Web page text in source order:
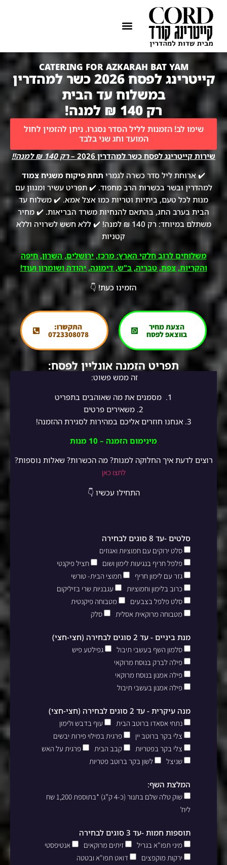
CATERING FOR AZKARAH BAT YAM
קייטרינג לפסח 2026 כשר למהדרין
במשלוח עד הבית
רק 140 ₪ למנה!
שימו לב! הזמנות לליל הסדר נסגרו. ניתן להזמין לחול
המועד וחג שני בלבד
שירות קייטרינג לפסח כשר למהדרין 2026 –
רק 140 ₪ למנה!!
✔️ ארוחת ליל סדר כשרה לגמרי תחת פיקוח משגיח צמוד
למהדרין ובשר בכשרות הרב מחפוד. ✔️ תפריט עשיר ומגוון עם
מנות לכל טעם, ביתיות וטריות כמו אצל אמא. ✔️ משלוח עד
הבית בערב החג, בהתאם להנחיות משרד הבריאות. ✔️ מחיר
משתלם במיוחד: רק 140 ₪ למנה! ✔️ ללא חשש לשרויה וללא
קטניות
משלוחים לרוב חלקי הארץ: מרכז, ירושלים, השרון, חיפה
והקריות, צפת, טבריה, ב"ש, דימונה, יהודה ושומרון ועוד!
הזמינו כעת! 👇
הצעת מחיר
בווצאפ לפסח
התקשרו:
0723308078
תפריט הזמנה אונליין לפסח:
זה ממש פשוט:
1.
מסמנים את מה שאוהבים בתפריט
2. משאירים פרטים
3. אנחנו חוזרים אליכם במהירות לסגירת ההזמנה!
מינימום הזמנה – 10 מנות
רוצים לדעת איך החלוקה למנות? מה הכשרות? שאלות נוספות?
לחצו כאן
התחילו עכשיו 👇
סלטים -עד 8 סוגים לבחירה
סלט ירוקים עם חמוציות ואגוזים
פלפל חריף בנגיעות לימון ושום
חציל פיקנטי
גזר עם לימון חריף
חמוצי הבית- טורשי
כרוב בלימון וחמוציות
עגבניות שרי בזיליקום
סלט פלפל בצבעים
מטבוחה פיקנטית
מטבוחה מרוקאית אסלית
סלק
מנת ביניים - עד 2 סוגים לבחירה (חצי-חצי)
סלמון השף בעשבי תיבול
גפילטע פיש
פילה לברק בנוסח מרוקאי
פילה אמנון בנוסח מרוקאי
פילה אמנון בעשבי תיבול
מנה עיקרית - עד 2 סוגים לבחירה (חצי-חצי)
נתחי אסאדו ברוטב הבית
עוף בדבש ולימון
צלי בקר ברוטב יין
פרגית במילוי פירות יבשים
צלי בקר בפטריות
קבב הבית
פרגית על האש
שניצל
לשון בקר ברוטב פטריות
המלצת השף:
שוק טלה שלם בתנור (כ-4 ק”ג) *בתוספת 1,200 שח
ליח’
תוספות חמות -עד 3 סוגים לבחירה
מיני תפו"א בגריל זיתים מרוקאים
אנטיפסטי
ירקות מוקפצים
דואט תפו"א ובטטה